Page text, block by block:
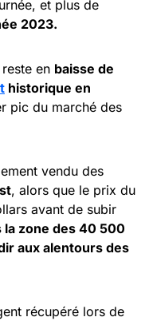
et plus de
2023.
en baisse de
historique en
pic du marché des
vendu des
, alors que le prix du
avant de subir
zone des 40 500
aux alentours des
récupéré lors de